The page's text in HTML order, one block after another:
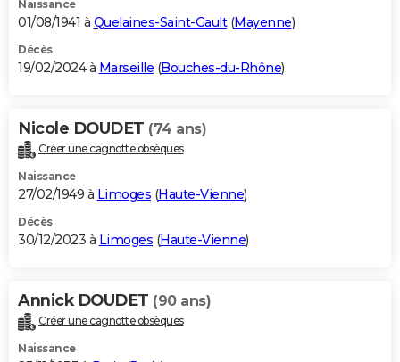
Naissance
01/08/1941 à Quelaines-Saint-Gault(Mayenne)
Décès
19/02/2024 à Marseille (Bouches-du-Rhône)
Nicole DOUDET (74 ans)
Créer une cagnotte obsèques
Naissance
27/02/1949 à Limoges (Haute-Vienne)
Décès
30/12/2023 à Limoges (Haute-Vienne)
Annick DOUDET (90 ans)
Créer une cagnotte obsèques
Naissance